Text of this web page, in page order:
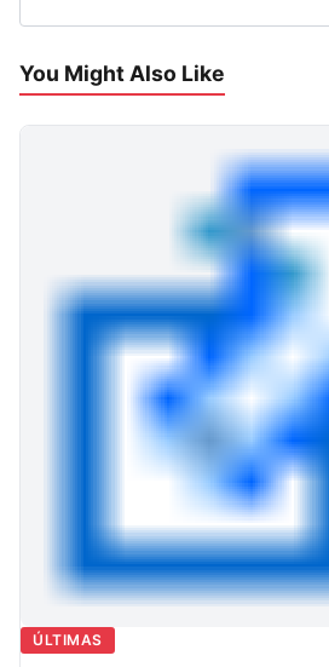
You Might Also Like
ÚLTIMAS